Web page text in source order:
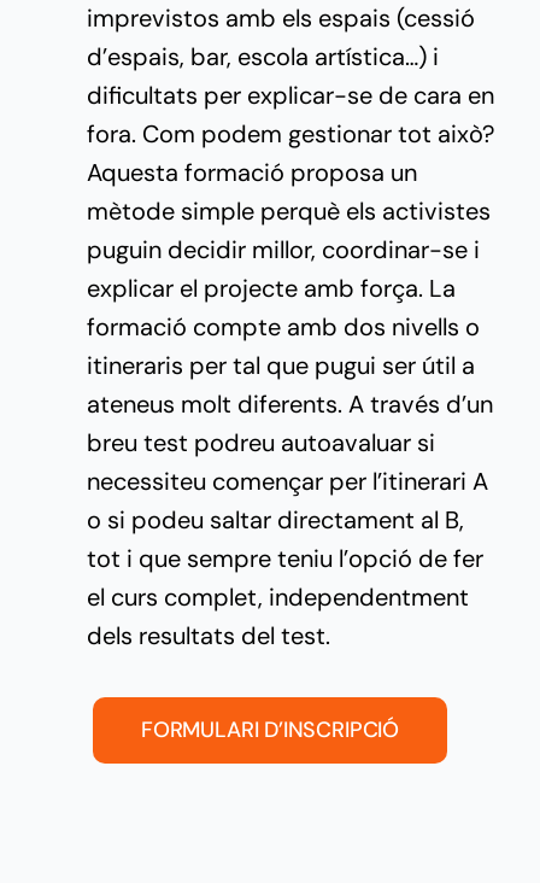
imprevistos amb els espais (cessió
d’espais, bar, escola artística…) i
dificultats per explicar-se de cara en
fora. Com podem gestionar tot això?
Aquesta formació proposa un
mètode simple perquè els activistes
puguin decidir millor, coordinar-se i
explicar el projecte amb força. La
formació compte amb dos nivells o
itineraris per tal que pugui ser útil a
ateneus molt diferents. A través d’un
breu test podreu autoavaluar si
necessiteu començar per l’itinerari A
o si podeu saltar directament al B,
tot i que sempre teniu l’opció de fer
el curs complet, independentment
dels resultats del test.
FORMULARI D’INSCRIPCIÓ